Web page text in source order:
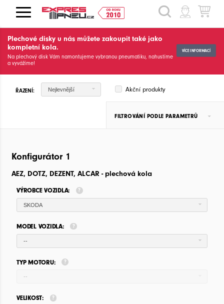
HLEDAT
Plechové disky u nás můžete zakoupit také jako
kompletní kola.
Na plechový disk Vám namontujeme vybranou pneumatiku, nahustíme
a vyvážíme!
VÍCE INFORMACÍ
ŘAZENÍ: Nejlevnější Akční produkty
FILTROVÁNÍ PODLE PARAMETRŮ
Konfigurátor 1
AEZ, DOTZ, DEZENT, ALCAR - plechová kola
VÝROBCE VOZIDLA:
SKODA
MODEL VOZIDLA:
--
TYP MOTORU:
--
VELIKOST: